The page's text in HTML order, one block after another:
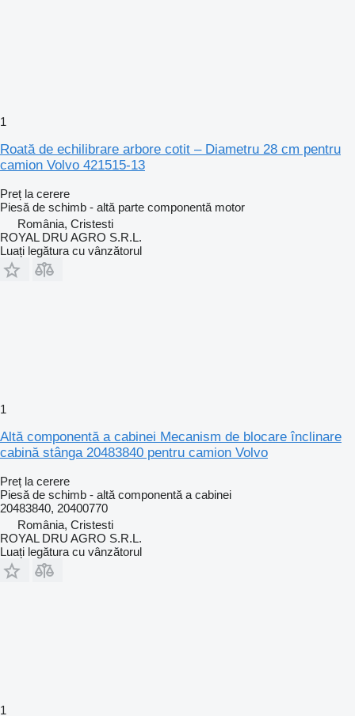
1
Roată de echilibrare arbore cotit – Diametru 28 cm pentru
camion Volvo 421515-13
Preț la cerere
Piesă de schimb - altă parte componentă motor
România, Cristesti
ROYAL DRU AGRO S.R.L.
Luați legătura cu vânzătorul
1
Altă componentă a cabinei Mecanism de blocare înclinare
cabină stânga 20483840 pentru camion Volvo
Preț la cerere
Piesă de schimb - altă componentă a cabinei
20483840, 20400770
România, Cristesti
ROYAL DRU AGRO S.R.L.
Luați legătura cu vânzătorul
1